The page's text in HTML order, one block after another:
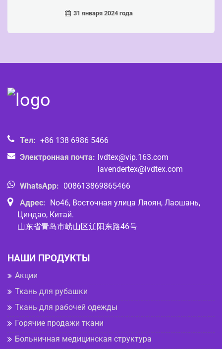
31 января 2024 года
Тел: +86 138 6986 5466
Электронная почта: lvdtex@vip.163.com
lavendertex@lvdtex.com
WhatsApp: 008613869865466
Адрес: No46, Восточная улица Ляоян, Лаошань,
Циндао, Китай.
山东省青岛市崂山区辽阳东路46号
НАШИ ПРОДУКТЫ
Акции
Ткань для рубашки
Ткань для рабочей одежды
Горячие продажи ткани
Больничная медицинская структура